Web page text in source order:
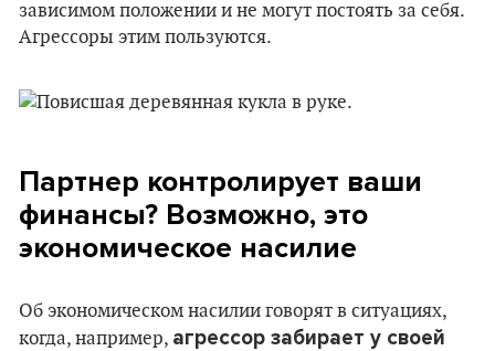
зависимом положении и не могут постоять за себя.
Агрессоры этим пользуются.
Партнер контролирует ваши
финансы? Возможно, это
экономическое насилие
Об экономическом насилии говорят в ситуациях,
когда, например, агрессор забирает у своей